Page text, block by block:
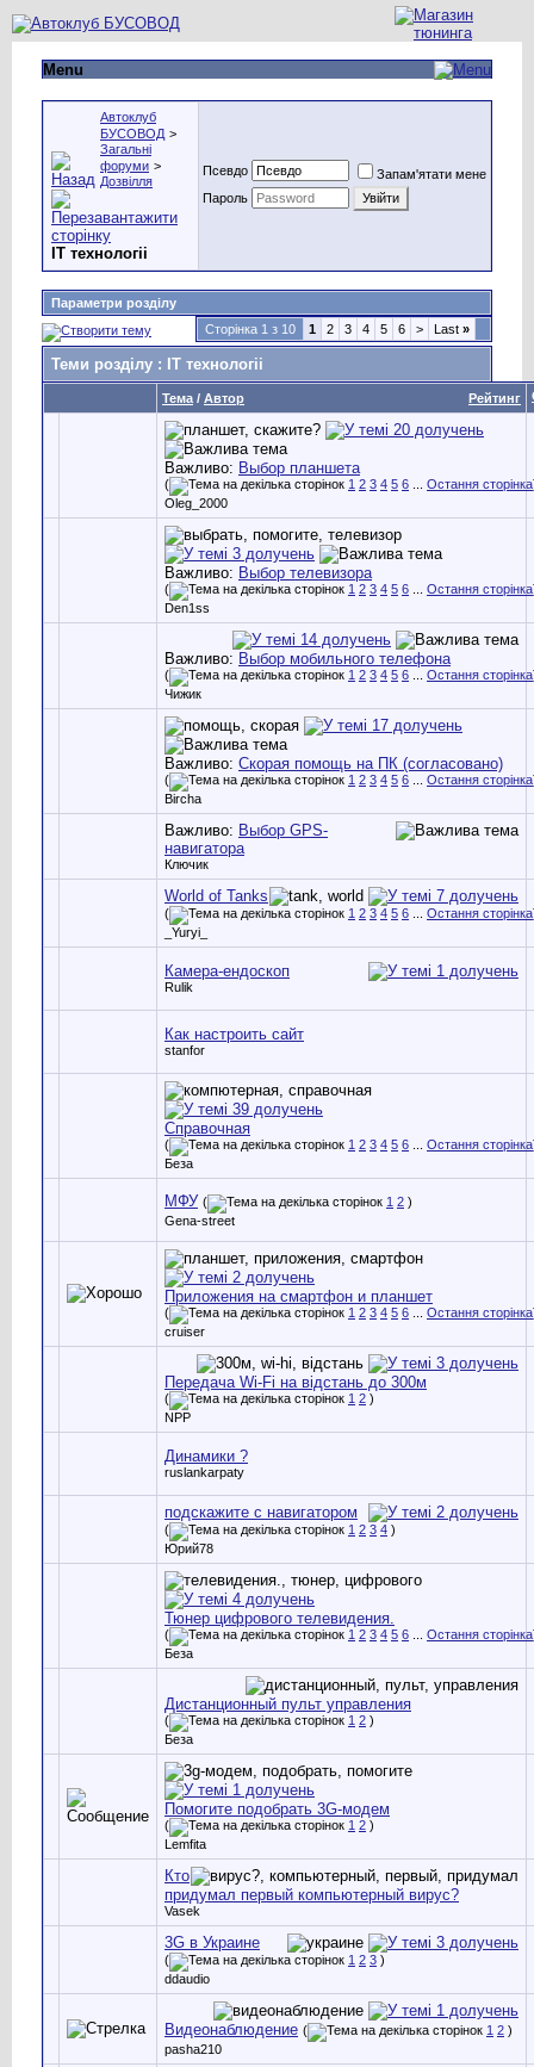
Menu
Автоклуб
БУСОВОД >
Загальні
форуми >
Дозвілля
IT технологіі
Псевдо
Запам'ятати мене
Пароль
Параметри розділу
Сторінка 1 з 10
1 2 3 4 5 6 > Last »
Теми розділу : IT технологіі
Рейтинг
Тема / Автор
Важливо: Выбор планшета
( 1 2 3 4 5 6 Остання сторінка
Oleg_2000
Важливо: Выбор телевизора
( 1 2 3 4 5 6 Остання сторінка
Den1ss
Важливо: Выбор мобильного телефона
( 1 2 3 4 5 6 Остання сторінка
Чижик
Важливо: Скорая помощь на ПК (согласовано)
( 1 2 3 4 5 6 Остання сторінка
Bircha
Важливо: Выбор GPS-
навигатора
Ключик
World of Tanks
( 1 2 3 4 5 6 Остання сторінка
_Yuryi_
Камера-ендоскоп
Rulik
Как настроить сайт
stanfor
Справочная
( 1 2 3 4 5 6 Остання сторінка
Беза
МФУ ( 1 2 )
Gena-street
Приложения на смартфон и планшет
( 1 2 3 4 5 6 Остання сторінка
cruiser
Передача Wi-Fi на відстань до 300м
( 1 2 )
NPP
Динамики ?
ruslankarpaty
подскажите с навигатором
( 1 2 3 4 )
Юрий78
Тюнер цифрового телевидения.
( 1 2 3 4 5 6 Остання сторінка
Беза
Дистанционный пульт управления
( 1 2 )
Беза
Помогите подобрать 3G-модем
( 1 2 )
Lemfita
Кто
придумал первый компьютерный вирус?
Vasek
3G в Украине
( 1 2 3 )
ddaudio
Видеонаблюдение ( 1 2 )
pasha210